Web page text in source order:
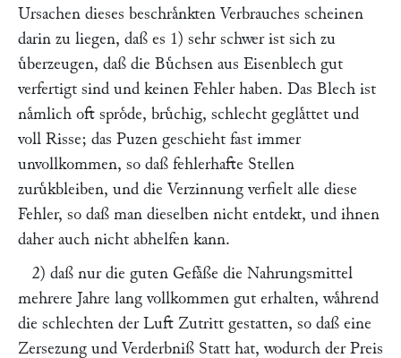
Ursachen dieses beschraͤnkten Verbrauches scheinen
darin zu liegen, daß es 1) sehr schwer ist sich zu
uͤberzeugen, daß die Buͤchsen aus Eisenblech gut
verfertigt sind und keinen Fehler haben. Das Blech ist
naͤmlich oft sproͤde, bruͤchig, schlecht geglaͤttet und
voll Risse; das Puzen geschieht fast immer
unvollkommen, so daß fehlerhafte Stellen
zuruͤkbleiben, und die Verzinnung verfielt alle diese
Fehler, so daß man dieselben nicht entdekt, und ihnen
daher auch nicht abhelfen kann.
2) daß nur die guten Gefaͤße die Nahrungsmittel
mehrere Jahre lang vollkommen gut erhalten, waͤhrend
die schlechten der Luft Zutritt gestatten, so daß eine
Zersezung und Verderbniß Statt hat, wodurch der Preis